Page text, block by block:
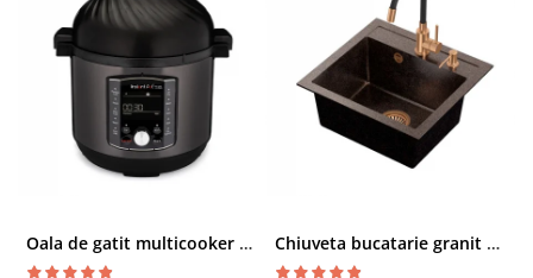
Oala de gatit multicooker 11 functii Instant Pot Pro Crisp 8 + Air Fryer 7.6 lt Chiuveta bucatarie granit cu finisaj negru perlat/cupru Steingran Art Copper cu dozator si baterie Quadron